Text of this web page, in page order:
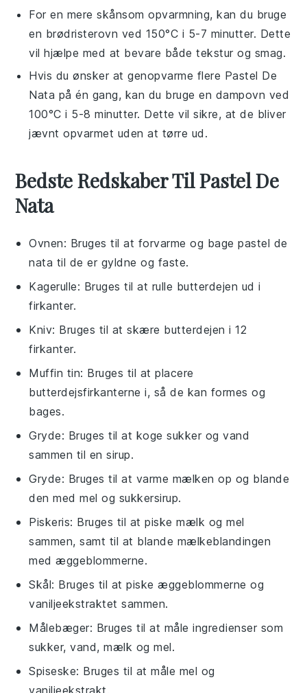
For en mere skånsom opvarmning, kan du bruge
en brødristerovn ved 150°C i 5-7 minutter. Dette
vil hjælpe med at bevare både tekstur og smag.
Hvis du ønsker at genopvarme flere Pastel De
Nata på én gang, kan du bruge en dampovn ved
100°C i 5-8 minutter. Dette vil sikre, at de bliver
jævnt opvarmet uden at tørre ud.
Bedste Redskaber Til Pastel De
Nata
Ovnen: Bruges til at forvarme og bage pastel de
nata til de er gyldne og faste.
Kagerulle: Bruges til at rulle butterdejen ud i
firkanter.
Kniv: Bruges til at skære butterdejen i 12
firkanter.
Muffin tin: Bruges til at placere
butterdejsfirkanterne i, så de kan formes og
bages.
Gryde: Bruges til at koge sukker og vand
sammen til en sirup.
Gryde: Bruges til at varme mælken op og blande
den med mel og sukkersirup.
Piskeris: Bruges til at piske mælk og mel
sammen, samt til at blande mælkeblandingen
med æggeblommerne.
Skål: Bruges til at piske æggeblommerne og
vaniljeekstraktet sammen.
Målebæger: Bruges til at måle ingredienser som
sukker, vand, mælk og mel.
Spiseske: Bruges til at måle mel og
vaniljeekstrakt.